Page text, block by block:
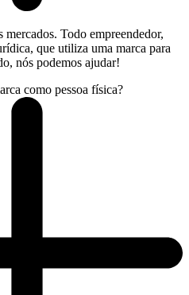
mercados. Todo empreendedor,
que utiliza uma marca para
nós podemos ajudar!
como pessoa física?